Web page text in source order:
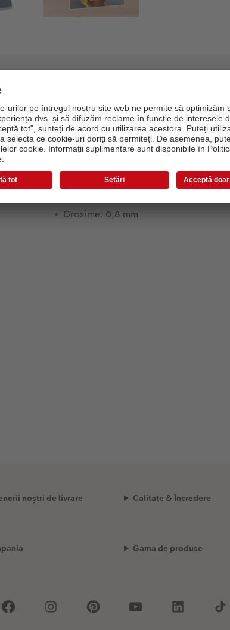
despre
Dimesiune:
Lățime: 390 mm
Grosime: 0,8 mm
noștri de livrare Calitate & Încredere
Gama de produse